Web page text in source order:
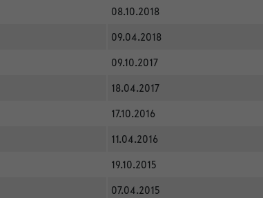
08.10.2018
09.04.2018
09.10.2017
18.04.2017
17.10.2016
11.04.2016
19.10.2015
07.04.2015